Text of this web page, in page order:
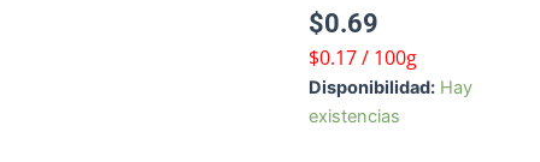
$0.69
$0.17 / 100g
Disponibilidad: Hay
existencias
GALLETAS
chiky